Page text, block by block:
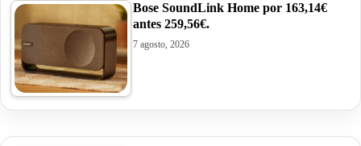
Bose SoundLink Home por 163,14€
antes 259,56€.
7 agosto, 2026